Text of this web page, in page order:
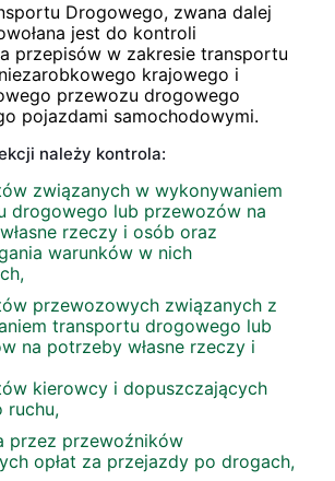
Drogowego, zwana dalej
jest do kontroli
przepisów w zakresie transportu
krajowego i
przewozu drogowego
pojazdami samochodowymi.
należy kontrola:
związanych w wykonywaniem
drogowego lub przewozów na
rzeczy i osób oraz
warunków w nich
przewozowych związanych z
transportu drogowego lub
na potrzeby własne rzeczy i
kierowcy i dopuszczających
ruchu,
przez przewoźników
opłat za przejazdy po drogach,